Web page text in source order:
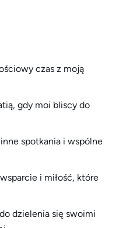
czas z moją
gdy moi bliscy do
spotkania i wspólne
i miłość, które
dzielenia się swoimi